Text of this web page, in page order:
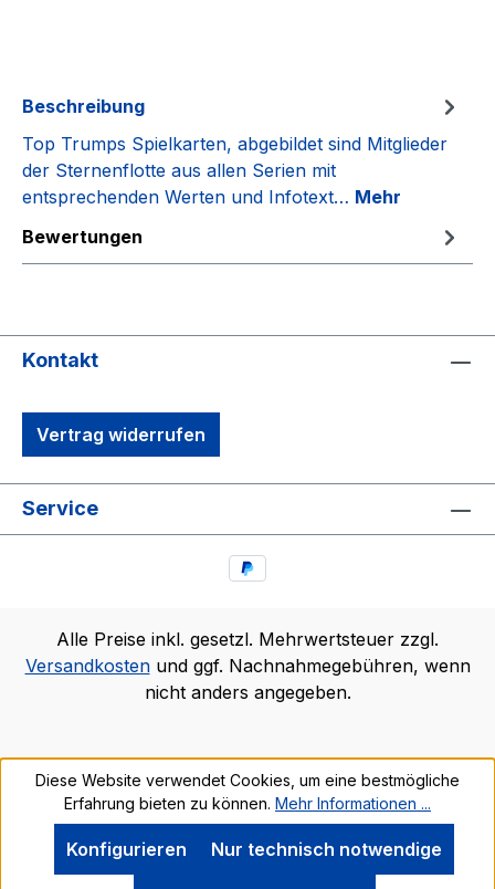
Beschreibung
Top Trumps Spielkarten, abgebildet sind Mitglieder
der Sternenflotte aus allen Serien mit
entsprechenden Werten und Infotext… Mehr
Bewertungen
Kontakt
Vertrag widerrufen
Service
Alle Preise inkl. gesetzl. Mehrwertsteuer zzgl.
Versandkostenund ggf. Nachnahmegebühren, wenn
nicht anders angegeben.
Diese Website verwendet Cookies, um eine bestmögliche
Erfahrung bieten zu können. Mehr Informationen ...
Nur technisch notwendige
Konfigurieren